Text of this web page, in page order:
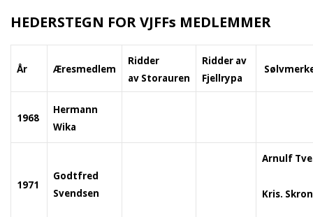
HEDERSTEGN FOR VJFFs MEDLEMMER
År Æresmedlem
Ridder
av Storauren
Ridder av
Fjellrypa
1968
Hermann
Wika
1971
Godtfred
Svendsen
Arnulf
Kris.